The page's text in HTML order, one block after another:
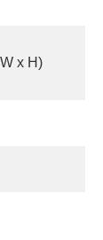
x H)